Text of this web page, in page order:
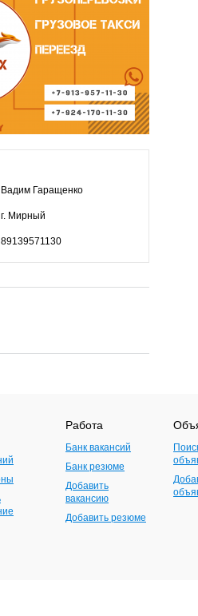
Вадим Гаращенко
г. Мирный
89139571130
Работа
Банк вакансий
Банк резюме
Добавить
вакансию
Добавить резюме